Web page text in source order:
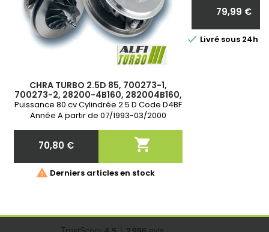
CHRA TURBO 2.5D 85, 700273-1,
700273-2, 28200-4B160, 282004B160,
28200-4B151, 282004B151
Puissance 80 cv Cylindrée 2.5 D Code D4BF
Année A partir de 07/1993-03/2000
Prix
70,80 € 
 Derniers articles en stock
Prix
79,99 €
 Livré sous 24h